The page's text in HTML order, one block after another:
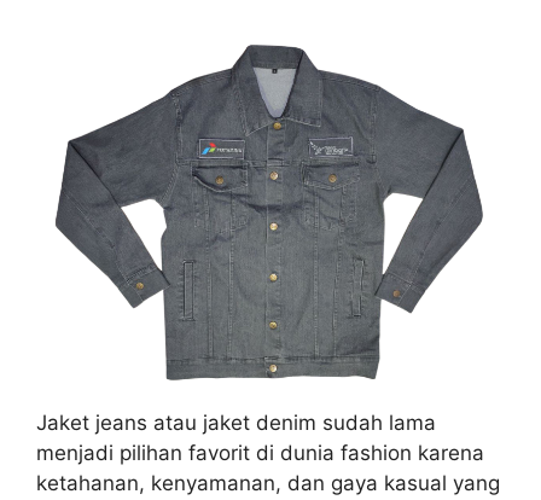
Jaket jeans atau jaket denim sudah lama
menjadi pilihan favorit di dunia fashion karena
ketahanan, kenyamanan, dan gaya kasual yang